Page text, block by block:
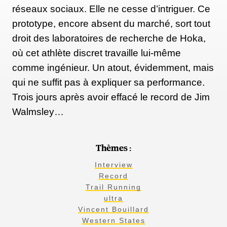
Les favoris : 30 élites hommes,
dont 8 locaux
Le retour de François D’Haene
L'annonce hier matin de la participation de François
D’Haene a changé la donne. Avec la Diagonale,
Français signe son grand retour sur les sentiers cette
année. Il va donc être suivi de très près. Pour ses
challengers, et ils sont nombreux, le défi s’annonce
réseaux sociaux. Elle ne cesse d’intriguer. Ce
prototype, encore absent du marché, sort tout
droit des laboratoires de recherche de Hoka,
où cet athlète discret travaille lui-même
comme ingénieur. Un atout, évidemment, mais
qui ne suffit pas à expliquer sa performance.
Trois jours après avoir effacé le record de Jim
Walmsley…
Thèmes :
Interview
Record
Trail Running
ultra
Vincent Bouillard
Western States